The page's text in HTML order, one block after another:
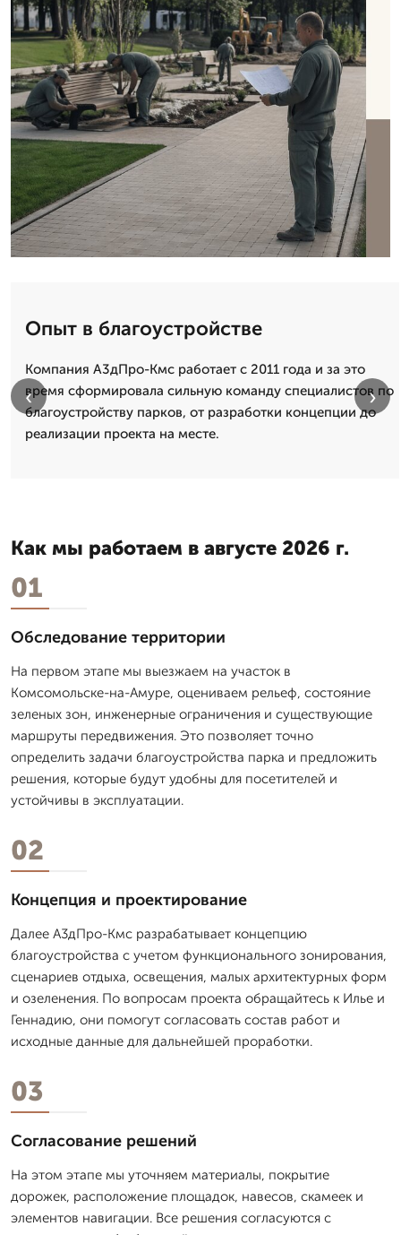
Опыт в благоустройстве
Компания А3дПро-Кмс работает с 2011 года и за это
время сформировала сильную команду специалистов по
благоустройству парков, от разработки концепции до
реализации проекта на месте.
‹ ›
Как мы работаем в августе 2026 г.
01
Обследование территории
На первом этапе мы выезжаем на участок в
Комсомольске-на-Амуре, оцениваем рельеф, состояние
зеленых зон, инженерные ограничения и существующие
маршруты передвижения. Это позволяет точно
определить задачи благоустройства парка и предложить
решения, которые будут удобны для посетителей и
устойчивы в эксплуатации.
02
Концепция и проектирование
Далее А3дПро-Кмс разрабатывает концепцию
благоустройства с учетом функционального зонирования,
сценариев отдыха, освещения, малых архитектурных форм
и озеленения. По вопросам проекта обращайтесь к Илье и
Геннадию, они помогут согласовать состав работ и
исходные данные для дальнейшей проработки.
03
Согласование решений
На этом этапе мы уточняем материалы, покрытие
дорожек, расположение площадок, навесов, скамеек и
элементов навигации. Все решения согласуются с